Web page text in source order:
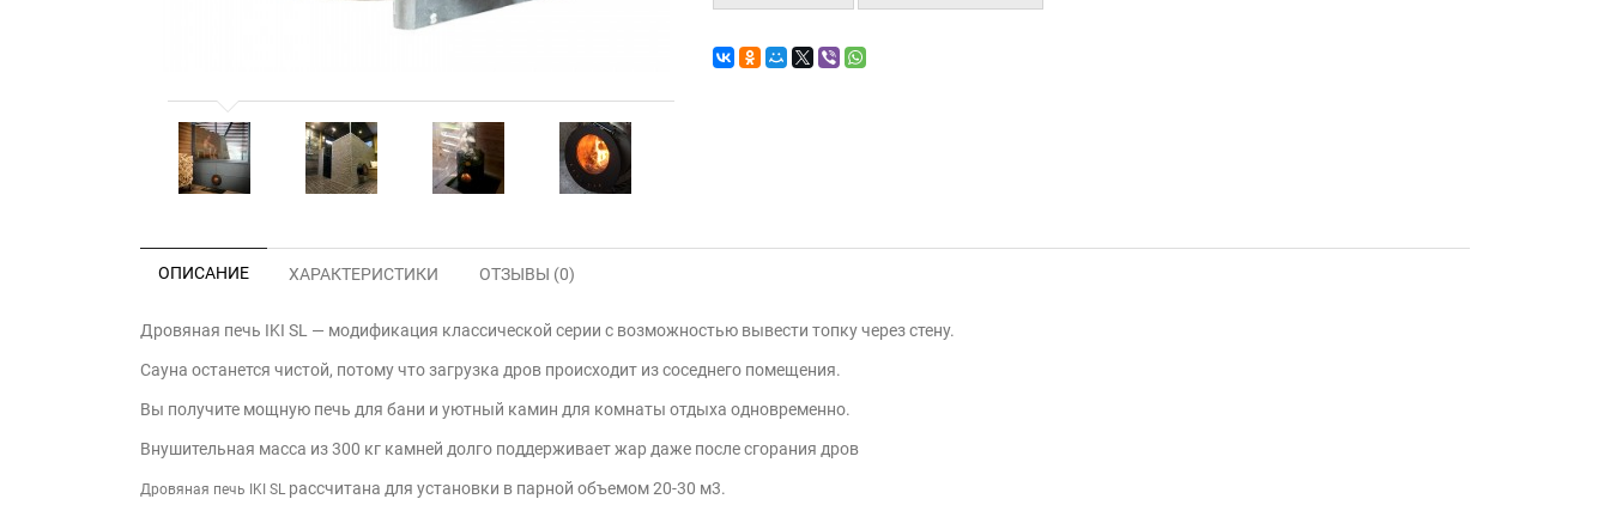
ОПИСАНИЕ ХАРАКТЕРИСТИКИ ОТЗЫВЫ (0)
Дровяная печь IKI SL — модификация классической серии с возможностью вывести топку через стену.
Сауна останется чистой, потому что загрузка дров происходит из соседнего помещения.
Вы получите мощную печь для бани и уютный камин для комнаты отдыха одновременно.
Внушительная масса из 300 кг камней долго поддерживает жар даже после сгорания дров
Дровяная печь IKI SL рассчитана для установки в парной объемом 20-30 м3.